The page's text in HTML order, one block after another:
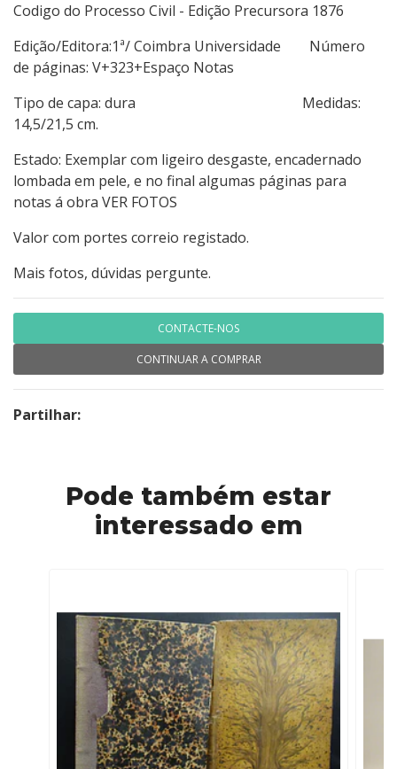
Codigo do Processo Civil - Edição Precursora 1876
Edição/Editora:1ª/ Coimbra Universidade Número
de páginas: V+323+Espaço Notas
Tipo de capa: dura Medidas:
14,5/21,5 cm.
Estado: Exemplar com ligeiro desgaste, encadernado
lombada em pele, e no final algumas páginas para
notas á obra VER FOTOS
Valor com portes correio registado.
Mais fotos, dúvidas pergunte.
CONTACTE-NOS
CONTINUAR A COMPRAR
Partilhar:
Pode também estar
interessado em